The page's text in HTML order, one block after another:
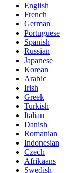
English
French
German
Portuguese
Spanish
Russian
Japanese
Korean
Arabic
Irish
Greek
Turkish
Italian
Danish
Romanian
Indonesian
Czech
Afrikaans
Swedish